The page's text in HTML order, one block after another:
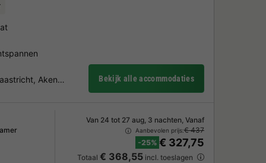
Aken…
Bekijk alle accommodaties
Van 24 tot 27 aug, 3 nachten, Vanaf
Aanbevolen prijs:€ 437
-25% € 327,75
Totaal € 368,55 incl. toeslagen